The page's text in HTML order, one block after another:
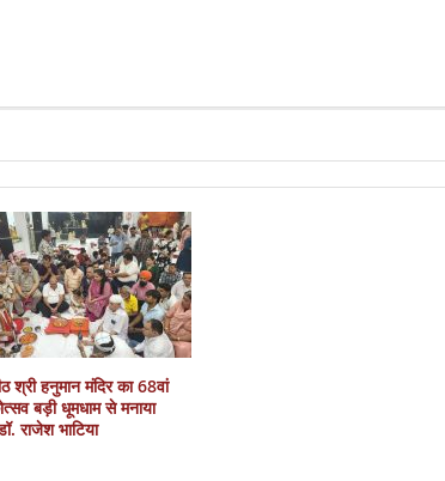
श्री हनुमान मंदिर का 68वां
बड़ी धूमधाम से मनाया
राजेश भाटिया